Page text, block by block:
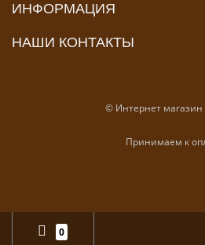
ИНФОРМАЦИЯ
НАШИ КОНТАКТЫ
© Интернет магазин
Принимаем к
0